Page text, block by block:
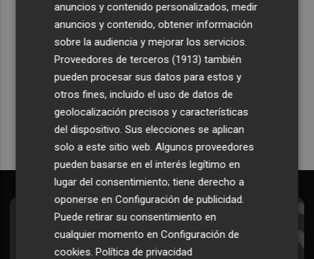
Recibe toda la actualidad de
Plaza Podcast en tu correo
Quiero suscribirme
Suscríbete al Boletín
Todos los días a primera hora en tu email
anuncios y contenido personalizados, medir
anuncios y contenido, obtener información
sobre la audiencia y mejorar los servicios.
Proveedores de terceros (1913) también
pueden procesar sus datos para estos y
otros fines, incluido el uso de datos de
geolocalización precisos y características
del dispositivo. Sus elecciones se aplican
solo a este sitio web. Algunos proveedores
pueden basarse en el interés legítimo en
lugar del consentimiento; tiene derecho a
oponerse enConfiguración de publicidad.
Puede retirar su consentimiento en
cualquier momento enConfiguración de
cookies.Política de privacidad